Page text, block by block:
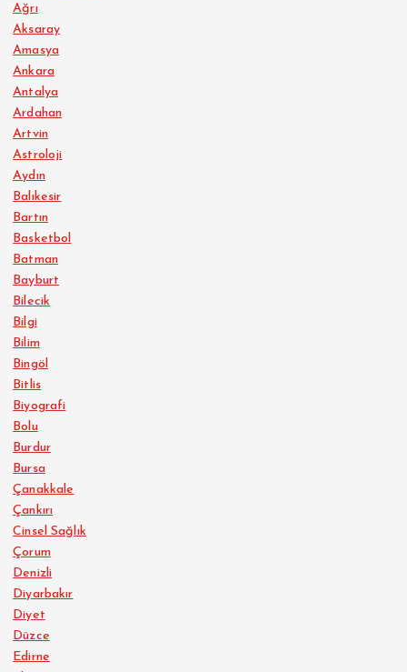
Ağrı
Aksaray
Amasya
Ankara
Antalya
Ardahan
Artvin
Astroloji
Aydın
Balıkesir
Bartın
Basketbol
Batman
Bayburt
Bilecik
Bilgi
Bilim
Bingöl
Bitlis
Biyografi
Bolu
Burdur
Bursa
Çanakkale
Çankırı
Cinsel Sağlık
Çorum
Denizli
Diyarbakır
Diyet
Düzce
Edirne